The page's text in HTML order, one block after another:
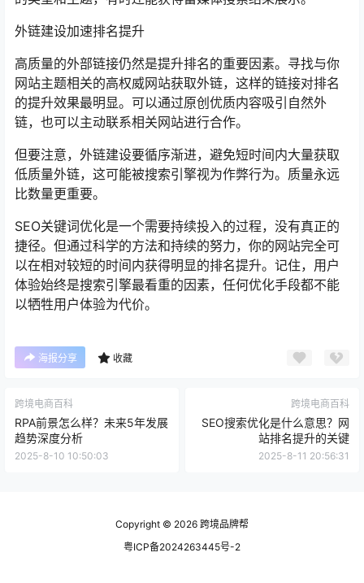
外链建设加速排名提升
高质量的外部链接仍然是提升排名的重要因素。寻找与你
网站主题相关的高权威网站获取外链，这样的链接对排名
的提升效果最明显。可以通过原创优质内容吸引自然外
链，也可以主动联系相关网站进行合作。
但要注意，外链建设要循序渐进，避免短时间内大量获取
低质量外链，这可能被搜索引擎视为作弊行为。质量永远
比数量更重要。
SEO关键词优化是一个需要持续投入的过程，没有真正的
捷径。但通过科学的方法和持续的努力，你的网站完全可
以在相对较短的时间内获得明显的排名提升。记住，用户
体验始终是搜索引擎最看重的因素，任何优化手段都不能
以牺牲用户体验为代价。
海报分享 收藏
跨境电商百科
RPA前景怎么样？未来5年发展
趋势深度分析
2025-8-10 10:50:03
跨境电商百科
SEO搜索优化是什么意思？网
站排名提升的关键
2025-8-11 20:56:31
Copyright © 2026 跨境品牌帮
粤ICP备2024263445号-2